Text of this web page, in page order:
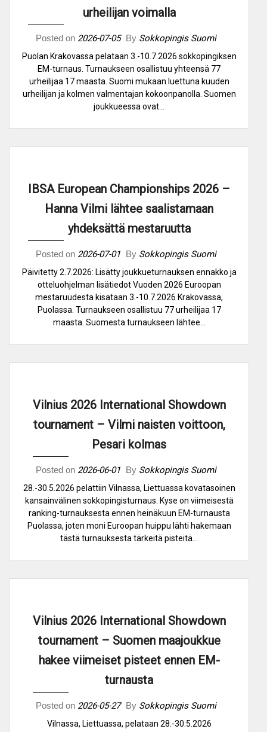
urheilijan voimalla
Posted on 2026-07-05 By Sokkopingis Suomi
Puolan Krakovassa pelataan 3.-10.7.2026 sokkopingiksen
EM-turnaus. Turnaukseen osallistuu yhteensä 77
urheilijaa 17 maasta. Suomi mukaan luettuna kuuden
urheilijan ja kolmen valmentajan kokoonpanolla. Suomen
joukkueessa ovat…
IBSA European Championships 2026 –
Hanna Vilmi lähtee saalistamaan
yhdeksättä mestaruutta
Posted on 2026-07-01 By Sokkopingis Suomi
Päivitetty 2.7.2026: Lisätty joukkueturnauksen ennakko ja
otteluohjelman lisätiedot Vuoden 2026 Euroopan
mestaruudesta kisataan 3.-10.7.2026 Krakovassa,
Puolassa. Turnaukseen osallistuu 77 urheilijaa 17
maasta. Suomesta turnaukseen lähtee…
Vilnius 2026 International Showdown
tournament – Vilmi naisten voittoon,
Pesari kolmas
Posted on 2026-06-01 By Sokkopingis Suomi
28.-30.5.2026 pelattiin Vilnassa, Liettuassa kovatasoinen
kansainvälinen sokkopingisturnaus. Kyse on viimeisestä
ranking-turnauksesta ennen heinäkuun EM-turnausta
Puolassa, joten moni Euroopan huippu lähti hakemaan
tästä turnauksesta tärkeitä pisteitä…
Vilnius 2026 International Showdown
tournament – Suomen maajoukkue
hakee viimeiset pisteet ennen EM-
turnausta
Posted on 2026-05-27 By Sokkopingis Suomi
Vilnassa, Liettuassa, pelataan 28.-30.5.2026